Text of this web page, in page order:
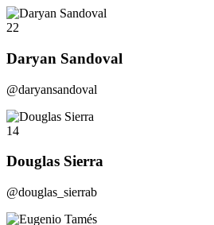
22
Daryan Sandoval
@daryansandoval
14
Douglas Sierra
@douglas_sierrab